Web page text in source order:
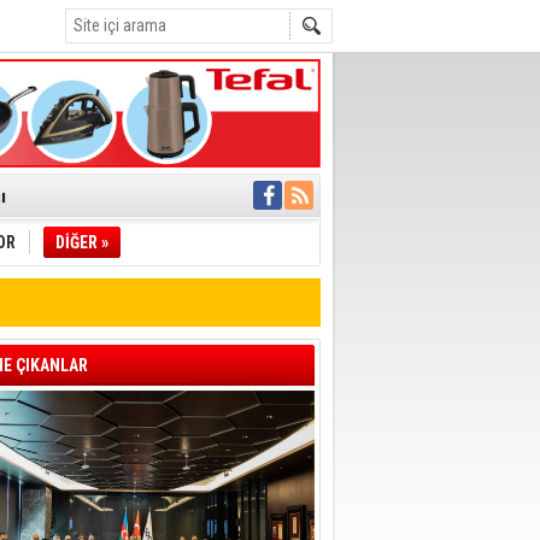
İletti
müdahale
Geçti
DİĞER »
ÇIKANLAR